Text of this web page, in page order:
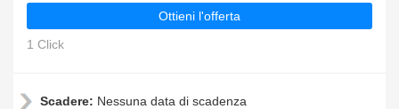
Ottieni l'offerta
1 Click
Scadere: Nessuna data di scadenza